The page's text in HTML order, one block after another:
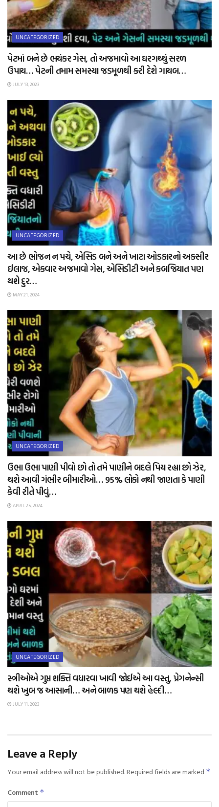
UNCATEGORIZED
પેટમાં બને છે ભયંકર ગેસ, તો અજમાવો આ ઘરગથ્થું સરળ
ઉપાય… પેટની તમામ સમસ્યા જડમૂળથી કરી દેશે ગાયબ…
JULY 13, 2023
UNCATEGORIZED
આ છે ભોજન ન પચે, એસિડ બને અને ખાટા ઓડકારનો અકસીર
ઈલાજ, એકવાર અજમાવો ગેસ, એસિડીટી અને કબજિયાત પણ
થશે દુર…
MAY 21, 2024
UNCATEGORIZED
ઉભા ઉભા પાણી પીવો છો તો તમે પાણીને બદલે પિય રહ્યા છો ઝેર,
થશે આવી ગંભીર બીમારીઓ… 95% લોકો નથી જાણતા કે પાણી
કેવી રીતે પીવું…
APRIL 25, 2024
UNCATEGORIZED
સ્ત્રીઓએ ગુપ્ત શક્તિ વધારવા ખાવી જોઈએ આ વસ્તુ, પ્રેગનેન્સી
થશે ખુબ જ આસાની… અને બાળક પણ થશે હેલ્દી…
JULY 11, 2023
Leave a Reply
Your email address will not be published.Required fields are marked *
Comment *